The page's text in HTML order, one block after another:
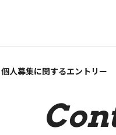
人募集に関するエントリー